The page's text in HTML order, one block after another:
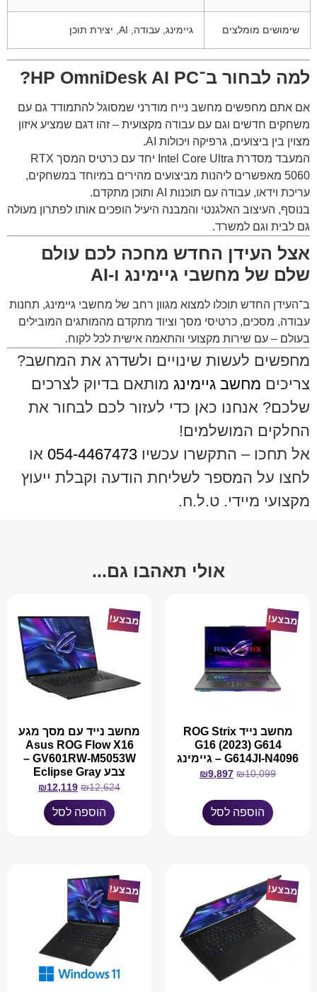
שימושים מומלצים גיימינג, עבודה, AI, יצירת תוכן
למה לבחור ב־HP OmniDesk AI PC?
אם אתם מחפשים מחשב נייח מודרני שמסוגל להתמודד גם עם
משחקים חדשים וגם עם עבודה מקצועית – זהו דגם שמציע איזון
מצוין בין ביצועים, גרפיקה ויכולות AI.
המעבד מסדרת Intel Core Ultra יחד עם כרטיס המסך RTX
5060 מאפשרים ליהנות מביצועים מהירים במיוחד במשחקים,
עריכת וידאו, עבודה עם תוכנות AI ותוכן מתקדם.
בנוסף, העיצוב האלגנטי והמבנה היעיל הופכים אותו לפתרון מעולה
גם לבית וגם למשרד.
אצל העידן החדש מחכה לכם עולם
שלם של מחשבי גיימינג ו-AI
ב־העידן החדש תוכלו למצוא מגוון רחב של מחשבי גיימינג, תחנות
עבודה, מסכים, כרטיסי מסך וציוד מתקדם מהמותגים המובילים
בעולם – עם שירות מקצועי והתאמה אישית לכל לקוח.
מחפשים לעשות שינויים ולשדרג את המחשב?
צריכים מחשב גיימינג מותאם בדיוק לצרכים
שלכם? אנחנו כאן כדי לעזור לכם לבחור את
החלקים המושלמים!
אל תחכו – התקשרו עכשיו 054-4467473 או
לחצו על המספר לשליחת הודעה וקבלת ייעוץ
מקצועי מיידי. ט.ל.ח.
אולי תאהבו גם...
מבצע!
מחשב נייד ROG Strix
G16 (2023) G614
G614JI-N4096 – גיימינג
₪10,099
₪9,897
הוספה לסל
מבצע!
מחשב נייד עם מסך מגע
Asus ROG Flow X16
GV601RW-M5053W –
צבע Eclipse Gray
₪12,624
₪12,119
הוספה לסל
מבצע! מבצע!